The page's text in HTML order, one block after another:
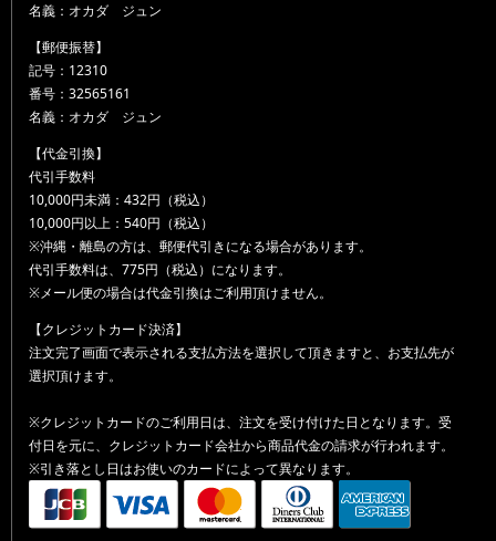
名義：オカダ ジュン
【郵便振替】
記号：12310
番号：32565161
名義：オカダ ジュン
【代金引換】
代引手数料
10,000円未満：432円（税込）
10,000円以上：540円（税込）
※沖縄・離島の方は、郵便代引きになる場合があります。
代引手数料は、775円（税込）になります。
※メール便の場合は代金引換はご利用頂けません。
【クレジットカード決済】
注文完了画面で表示される支払方法を選択して頂きますと、お支払先が
選択頂けます。
※クレジットカードのご利用日は、注文を受け付けた日となります。受
付日を元に、クレジットカード会社から商品代金の請求が行われます。
※引き落とし日はお使いのカードによって異なります。